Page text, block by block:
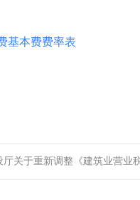
基本费费率表
厅关于重新调整《建筑业营业